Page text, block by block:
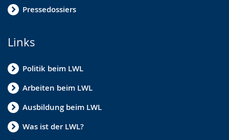
Pressedossiers
Links
Politik beim LWL
Arbeiten beim LWL
Ausbildung beim LWL
Was ist der LWL?